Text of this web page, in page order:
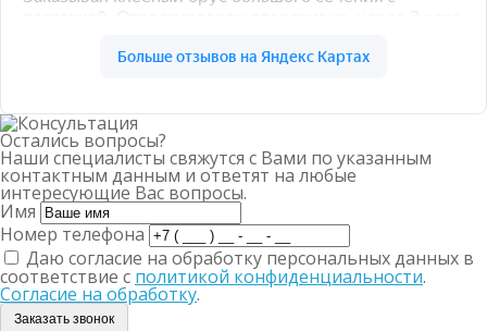
Остались вопросы?
Наши специалисты свяжутся с Вами по указанным
контактным данным и ответят на любые
интересующие Вас вопросы.
Имя
Номер телефона
Даю согласие на обработку персональных данных в
соответствие с политикой конфиденциальности.
Согласие на обработку.
Заказать звонок